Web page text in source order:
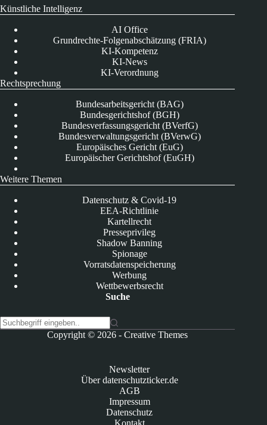
Künstliche Intelligenz
AI Office
Grundrechte-Folgenabschätzung (FRIA)
KI-Kompetenz
KI-News
KI-Verordnung
Rechtsprechung
Bundesarbeitsgericht (BAG)
Bundesgerichtshof (BGH)
Bundesverfassungsgericht (BVerfG)
Bundesverwaltungsgericht (BVerwG)
Europäisches Gericht (EuG)
Europäischer Gerichtshof (EuGH)
Weitere Themen
Datenschutz & Covid-19
EEA-Richtlinie
Kartellrecht
Presseprivileg
Shadow Banning
Spionage
Vorratsdatenspeicherung
Werbung
Wettbewerbsrecht
Suche
Copyright © 2026 -Creative Themes
Newsletter
Über datenschutzticker.de
AGB
Impressum
Datenschutz